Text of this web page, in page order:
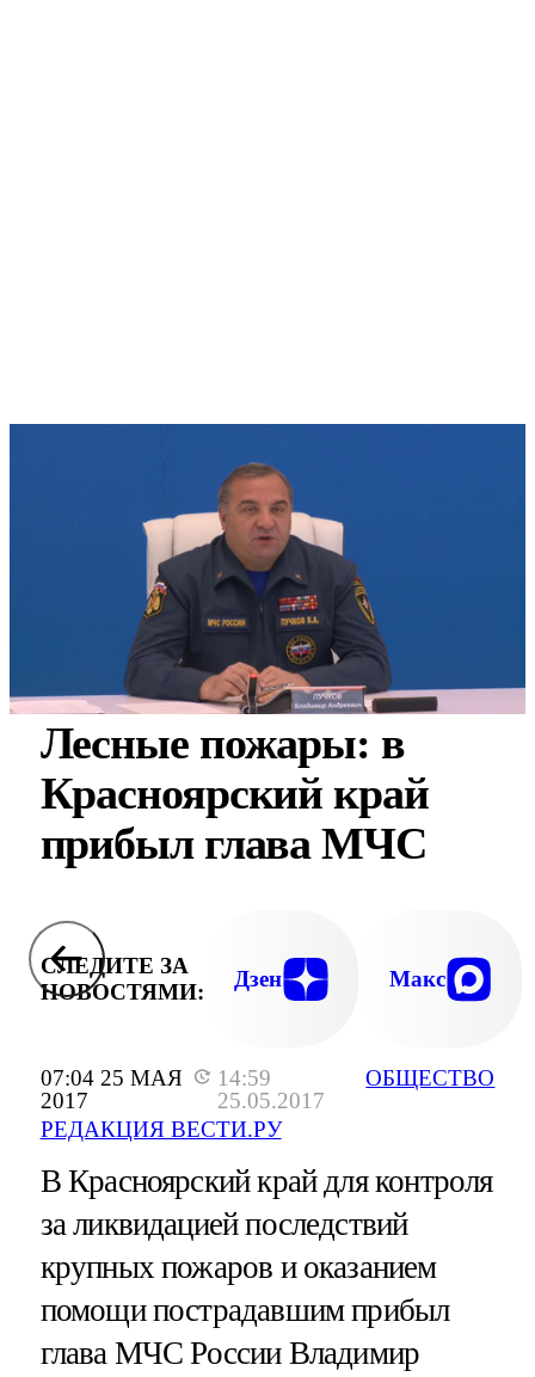
07:04 25 МАЯ
2017
14:59
25.05.2017
РЕДАКЦИЯ ВЕСТИ.РУ
ОБЩЕСТВО
Лесные пожары: в
Красноярский край
прибыл глава МЧС
СЛЕДИТЕ ЗА
НОВОСТЯМИ:
Дзен Макс
В Красноярский край для контроля
за ликвидацией последствий
крупных пожаров и оказанием
помощи пострадавшим прибыл
глава МЧС России Владимир